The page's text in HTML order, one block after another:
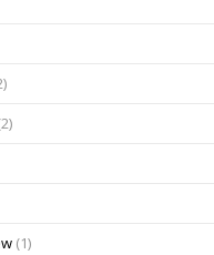
(1)